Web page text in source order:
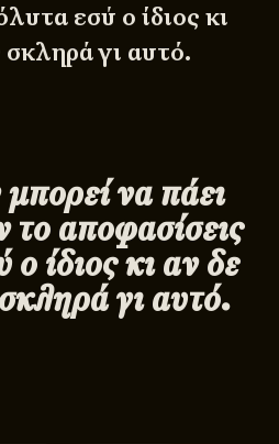
εσύ ο ίδιος κι
γι αυτό.
να πάει
αποφασίσεις
ίδιος κι αν δε
γι αυτό.